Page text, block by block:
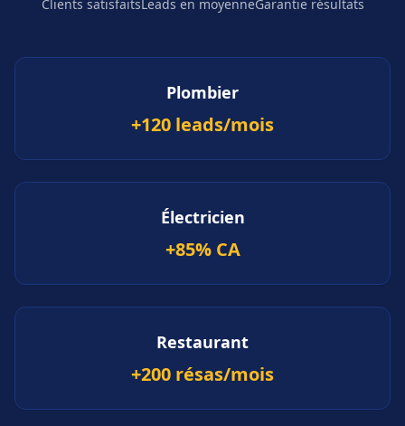
Clients satisfaitsLeads en moyenneGarantie résultats
Plombier
+120 leads/mois
Électricien
+85% CA
Restaurant
+200 résas/mois